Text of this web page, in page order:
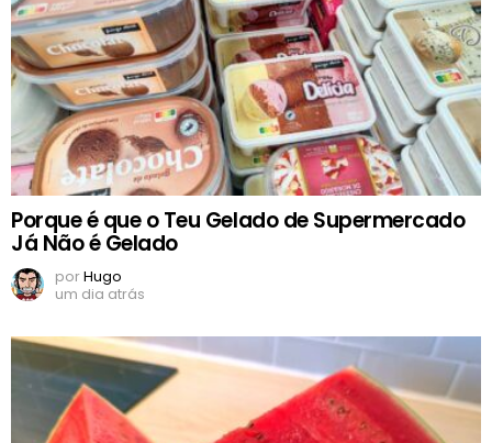
Porque é que o Teu Gelado de Supermercado
Já Não é Gelado
porHugo
um dia atrás